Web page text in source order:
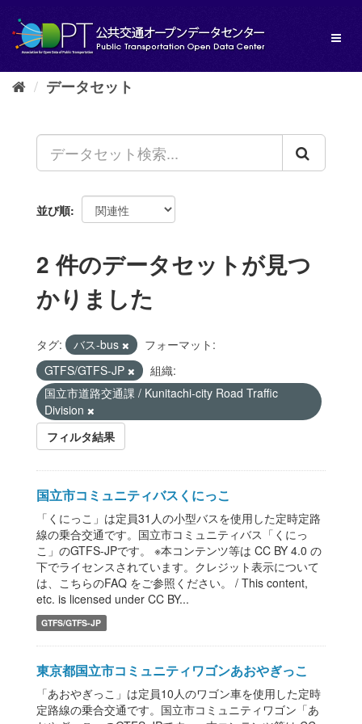
し
データセット
並び順
2 件のデータセットが見つ
かりました
タグ: バス-bus
フォーマット:
GTFS/GTFS-JP
組織:
国立市道路交通課 / Kunitachi-city Road Traffic
Division
フィルタ結果
国立市コミュニティバスくにっこ
「くにっこ」は定員31人の小型バスを使用した定時定路
線の乗合交通です。国立市コミュニティバス「くにっ
こ」のGTFS-JPです。 ※本コンテンツ等は CC BY 4.0 の
下でライセンスされています。クレジット表示について
は、こちらのFAQ をご参照ください。 / This content,
etc. is licensed under CC BY...
GTFS/GTFS-JP
東京都国立市コミュニティワゴンあおやぎっこ
「あおやぎっこ」は定員10人のワゴン車を使用した定時
定路線の乗合交通です。国立市コミュニティワゴン「あ